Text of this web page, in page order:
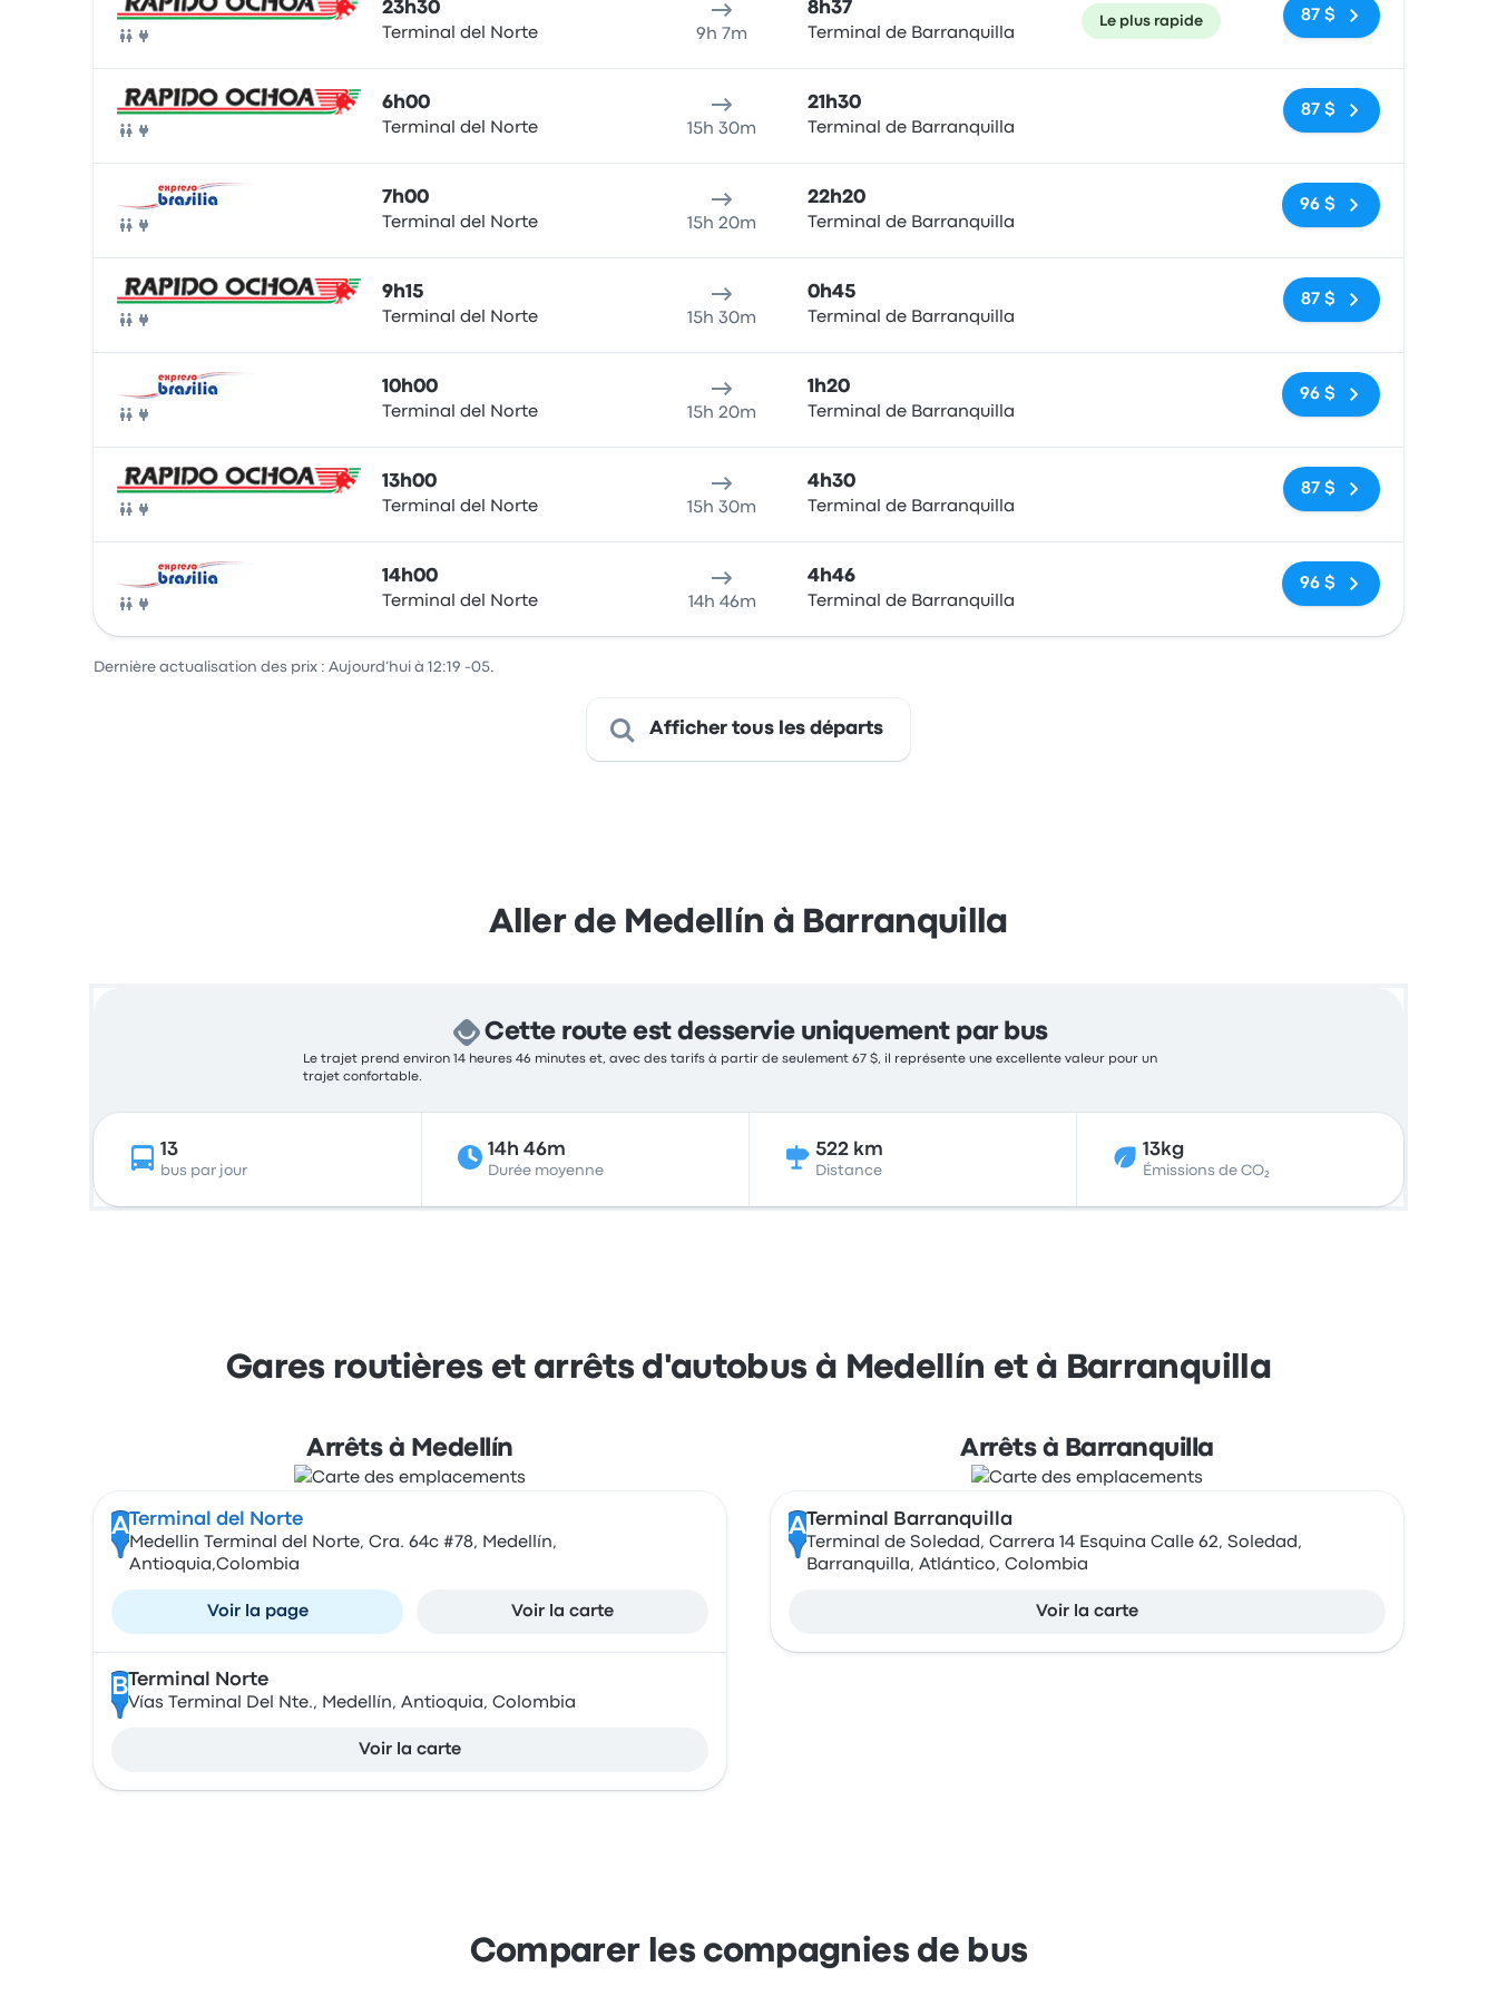
Bus
23h30
Terminal del Norte 9h 7m
8h37
Terminal de Barranquilla
Le plus rapide 87 $
Bus
6h00
Terminal del Norte 15h 30m
21h30
Terminal de Barranquilla
Pas de balises
87 $
Bus
7h00
Terminal del Norte 15h 20m
22h20
Terminal de Barranquilla
Pas de balises
96 $
Bus
9h15
Terminal del Norte 15h 30m
0h45
Terminal de Barranquilla
Pas de balises
87 $
Bus
10h00
Terminal del Norte 15h 20m
1h20
Terminal de Barranquilla
Pas de balises
96 $
Bus
13h00
Terminal del Norte 15h 30m
4h30
Terminal de Barranquilla
Pas de balises
87 $
Bus
14h00
Terminal del Norte 14h 46m
4h46
Terminal de Barranquilla
Pas de balises
96 $
Dernière actualisation des prix : Aujourd’hui à 12:19 -05.
Afficher tous les départs
Aller de Medellín à Barranquilla
Cette route est desservie uniquement par bus
Le trajet prend environ 14 heures 46 minutes et, avec des tarifs à partir de seulement 67 $, il représente une excellente valeur pour un
trajet confortable.
13
bus par jour
14h 46m
Durée moyenne
522 km
Distance
13kg
Émissions de CO₂
Gares routières et arrêts d'autobus à Medellín et à Barranquilla
Arrêts à Medellín
A Terminal del Norte
Medellin Terminal del Norte, Cra. 64c #78, Medellín,
Antioquia,Colombia
Voir la page Voir la carte
B Terminal Norte
Vías Terminal Del Nte., Medellín, Antioquia, Colombia
Voir la carte
Arrêts à Barranquilla
A Terminal Barranquilla
Terminal de Soledad, Carrera 14 Esquina Calle 62, Soledad,
Barranquilla, Atlántico, Colombia
Voir la carte
Comparer les compagnies de bus